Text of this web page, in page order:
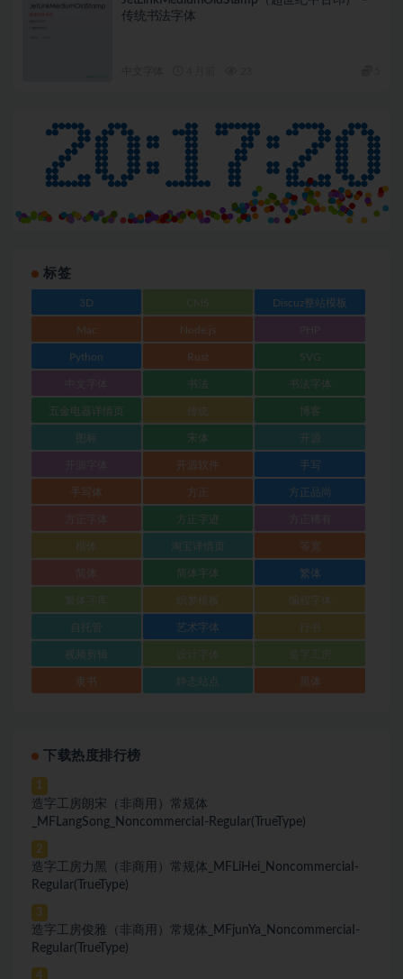
传统书法字体
标签
3D Discuz整站模板
Mac Node.js
Python Rust SVG
书法 书法字体
五金电器详情页 传统 博客
图标 宋体 开源
开源软件 手写
手写体 方正 方正品尚
方正字迹
楷体 淘宝详情页 等宽
简体字体 繁体
织梦模板 编程字体
自托管 艺术字体 行书
视频剪辑 设计字体
隶书 静态站点 黑体
下载热度排行榜
1
造字工房朗宋（非商用）常规体
_MFLangSong_NoncommerciaI-ReguIar(TrueType)
2
造字工房力黑（非商用）常规体_MFLiHei_NoncommerciaI-
ReguIar(TrueType)
3
造字工房俊雅（非商用）常规体_MFjunYa_NoncommerciaI-
ReguIar(TrueType)
4